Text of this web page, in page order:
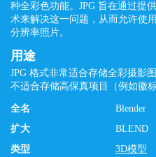
种全彩色功能。JPG 旨在通过提
术来解决这一问题，从而允许使
分辨率照片。
用途
JPG 格式非常适合存储全彩摄影
不适合存储高保真项目（例如徽
全名
Blender
扩大
BLEND
类型
3D模型